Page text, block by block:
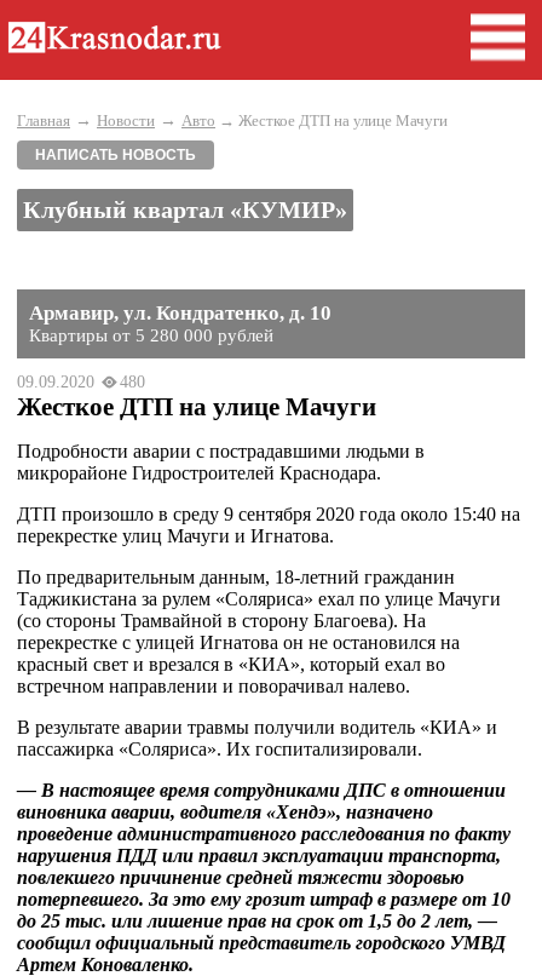
Главная → Новости → Авто → Жесткое ДТП на улице Мачуги
НАПИСАТЬ НОВОСТЬ
Клубный квартал «КУМИР»
Армавир, ул. Кондратенко, д. 10
Квартиры от 5 280 000 рублей
09.09.2020 480
Жесткое ДТП на улице Мачуги
Подробности аварии с пострадавшими людьми в
микрорайоне Гидростроителей Краснодара.
ДТП произошло в среду 9 сентября 2020 года около 15:40 на
перекрестке улиц Мачуги и Игнатова.
По предварительным данным, 18-летний гражданин
Таджикистана за рулем «Соляриса» ехал по улице Мачуги
(со стороны Трамвайной в сторону Благоева). На
перекрестке с улицей Игнатова он не остановился на
красный свет и врезался в «КИА», который ехал во
встречном направлении и поворачивал налево.
В результате аварии травмы получили водитель «КИА» и
пассажирка «Соляриса». Их госпитализировали.
— В настоящее время сотрудниками ДПС в отношении
виновника аварии, водителя «Хендэ», назначено
проведение административного расследования по факту
нарушения ПДД или правил эксплуатации транспорта,
повлекшего причинение средней тяжести здоровью
потерпевшего. За это ему грозит штраф в размере от 10
до 25 тыс. или лишение прав на срок от 1,5 до 2 лет, —
сообщил официальный представитель городского УМВД
Артем Коноваленко.